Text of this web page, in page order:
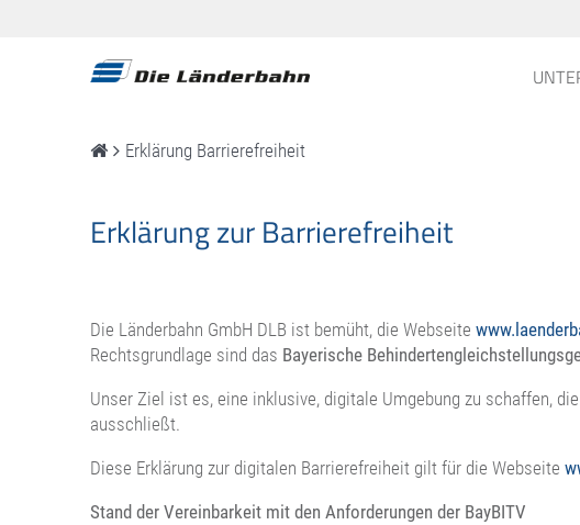
Erklärung Barrierefreiheit
Erklärung zur Barrierefreiheit
Die Länderbahn GmbH DLB ist bemüht, die Webseite
Rechtsgrundlage sind das Bayerische
Unser Ziel ist es, eine inklusive, digitale Umgebung zu schaffen,
ausschließt.
Diese Erklärung zur digitalen Barrierefreiheit gilt für die Webseite
Stand der Vereinbarkeit mit den Anforderungen der BayBITV